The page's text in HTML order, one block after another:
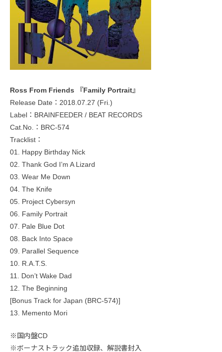
Ross From Friends 『Family Portrait』
Release Date：2018.07.27 (Fri.)
Label：BRAINFEEDER / BEAT RECORDS
Cat.No.：BRC-574
Tracklist：
01. Happy Birthday Nick
02. Thank God I’m A Lizard
03. Wear Me Down
04. The Knife
05. Project Cybersyn
06. Family Portrait
07. Pale Blue Dot
08. Back Into Space
09. Parallel Sequence
10. R.A.T.S.
11. Don’t Wake Dad
12. The Beginning
[Bonus Track for Japan (BRC-574)]
13. Memento Mori
※国内盤CD
※ボーナストラック追加収録、解説書封入